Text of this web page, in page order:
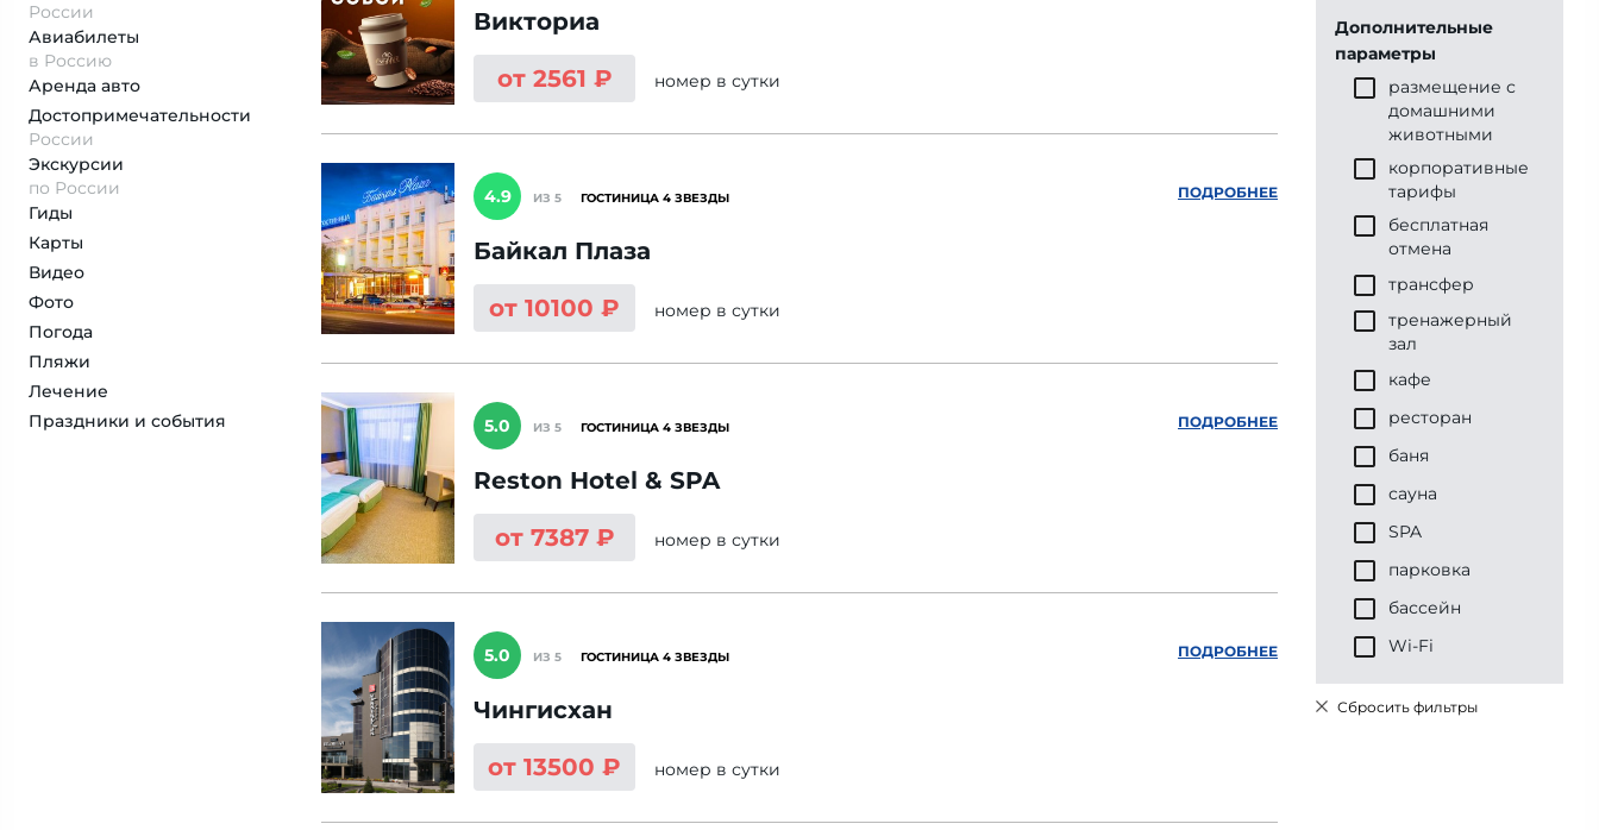
России
Авиабилеты
в Россию
Аренда авто
Достопримеча­тельности
России
Экскурсии
по России
Гиды
Карты
Видео
Фото
Погода
Пляжи
Лечение
Праздники и события
Викториа
от 2561 ₽
номер в сутки
4.9 ИЗ 5 ГОСТИНИЦА 4 ЗВЕЗДЫ
Байкал Плаза
от 10100 ₽
номер в сутки
ПОДРОБНЕЕ
5.0 ИЗ 5 ГОСТИНИЦА 4 ЗВЕЗДЫ
Reston Hotel & SPA
от 7387 ₽
номер в сутки
ПОДРОБНЕЕ
5.0 ИЗ 5 ГОСТИНИЦА 4 ЗВЕЗДЫ
Чингисхан
от 13500 ₽
номер в сутки
ПОДРОБНЕЕ
Дополнительные
параметры
размещение с
домашними
животными
корпоративные
тарифы
бесплатная
отмена
трансфер
тренажерный
зал
кафе
ресторан
баня
сауна
SPA
парковка
бассейн
Wi-Fi
Сбросить фильтры